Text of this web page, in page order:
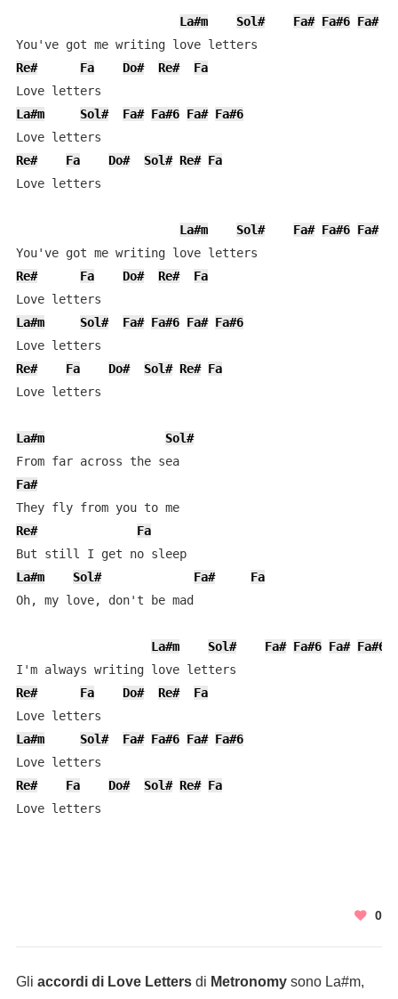
La#m Sol# Fa# Fa#6 Fa#
Re#
Fa Do# Re#
Fa
La#m
Sol# Fa# Fa#6 Fa# Fa#6
Re#
Fa Do# Sol# Re# Fa
Love letters
La#m Sol# Fa# Fa#6 Fa#
Re#
Fa Do# Re#
Fa
La#m
Sol# Fa# Fa#6 Fa# Fa#6
Re#
Fa Do# Sol# Re# Fa
Love letters
La#m
Sol#
From far across the sea
Fa#
They fly from you to me
Re#
Fa
But still I get no sleep
La#m
Sol# Fa#
Fa
Oh, my love, don't be mad
La#m Sol# Fa# Fa#6 Fa# Fa#6
Re#
Fa Do# Re#
Fa
La#m
Sol# Fa# Fa#6 Fa# Fa#6
Re#
Fa Do# Sol# Re# Fa
Love letters
0
Gli accordi di Love Lettersdi Metronomysono La#m,